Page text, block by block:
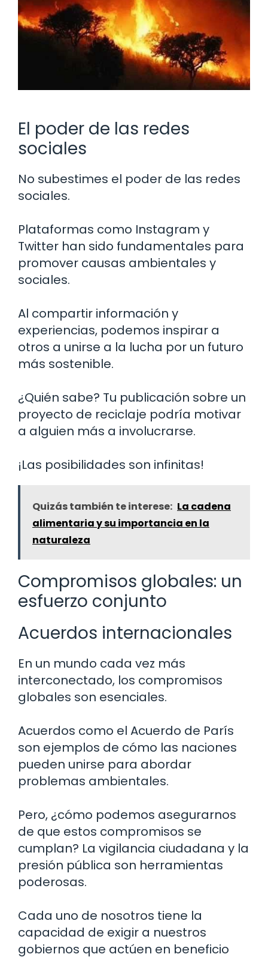
El poder de las redes
sociales
No subestimes el poder de las redes
sociales.
Plataformas como Instagram y
Twitter han sido fundamentales para
promover causas ambientales y
sociales.
Al compartir información y
experiencias, podemos inspirar a
otros a unirse a la lucha por un futuro
más sostenible.
¿Quién sabe? Tu publicación sobre un
proyecto de reciclaje podría motivar
a alguien más a involucrarse.
¡Las posibilidades son infinitas!
Quizás también te interese: La cadena
alimentaria y su importancia en la
naturaleza
Compromisos globales: un
esfuerzo conjunto
Acuerdos internacionales
En un mundo cada vez más
interconectado, los compromisos
globales son esenciales.
Acuerdos como el Acuerdo de París
son ejemplos de cómo las naciones
pueden unirse para abordar
problemas ambientales.
Pero, ¿cómo podemos asegurarnos
de que estos compromisos se
cumplan? La vigilancia ciudadana y la
presión pública son herramientas
poderosas.
Cada uno de nosotros tiene la
capacidad de exigir a nuestros
gobiernos que actúen en beneficio